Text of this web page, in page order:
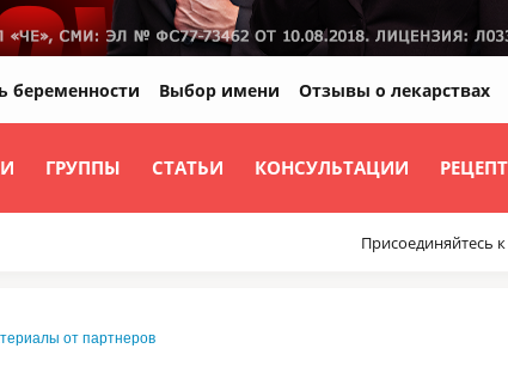
ГРУППЫ СТАТЬИ КОНСУЛЬТАЦИИ
беременности Выбор имени Отзывы о лекарствах
Присоединяйтесь
от партнеров